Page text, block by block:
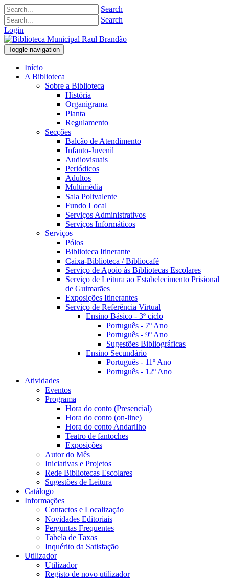
Search
Search
Login
Toggle navigation
Início
A Biblioteca
Sobre a Biblioteca
História
Organigrama
Planta
Regulamento
Secções
Balcão de Atendimento
Infanto-Juvenil
Audiovisuais
Periódicos
Adultos
Multimédia
Sala Polivalente
Fundo Local
Serviços Administrativos
Serviços Informáticos
Serviços
Pólos
Biblioteca Itinerante
Caixa-Biblioteca / Bibliocafé
Serviço de Apoio às Bibliotecas Escolares
Serviço de Leitura ao Estabelecimento Prisional
de Guimarães
Exposições Itinerantes
Serviço de Referência Virtual
Ensino Básico - 3º ciclo
Português - 7º Ano
Português - 9º Ano
Sugestões Bibliográficas
Ensino Secundário
Português - 11º Ano
Português - 12º Ano
Atividades
Eventos
Programa
Hora do conto (Presencial)
Hora do conto (on-line)
Hora do conto Andarilho
Teatro de fantoches
Exposições
Autor do Mês
Iniciativas e Projetos
Rede Bibliotecas Escolares
Sugestões de Leitura
Catálogo
Informações
Contactos e Localização
Novidades Editoriais
Perguntas Frequentes
Tabela de Taxas
Inquérito da Satisfação
Utilizador
Utilizador
Registo de novo utilizador